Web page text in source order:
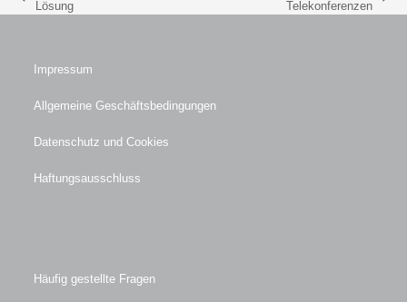
vorheriger
Lösung
Telekonferenzen
Impressum
Allgemeine Geschäftsbedingungen
Datenschutz und Cookies
Haftungsausschluss
Häufig gestellte Fragen